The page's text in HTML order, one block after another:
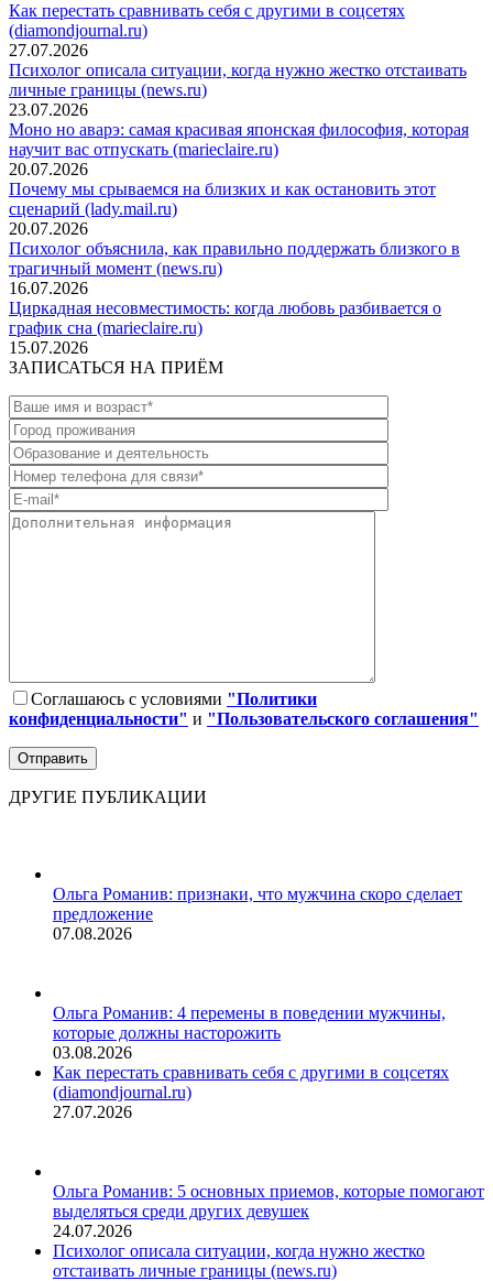
Как перестать сравнивать себя с другими в соцсетях
(diamondjournal.ru)
27.07.2026
Психолог описала ситуации, когда нужно жестко отстаивать
личные границы (news.ru)
23.07.2026
Моно но аварэ: самая красивая японская философия, которая
научит вас отпускать (marieclaire.ru)
20.07.2026
Почему мы срываемся на близких и как остановить этот
сценарий (lady.mail.ru)
20.07.2026
Психолог объяснила, как правильно поддержать близкого в
трагичный момент (news.ru)
16.07.2026
Циркадная несовместимость: когда любовь разбивается о
график сна (marieclaire.ru)
15.07.2026
ЗАПИСАТЬСЯ НА ПРИЁМ
Соглашаюсь с условиями "Политики
конфиденциальности" и "Пользовательского соглашения"
ДРУГИЕ ПУБЛИКАЦИИ
Ольга Романив: признаки, что мужчина скоро сделает
предложение
07.08.2026
Ольга Романив: 4 перемены в поведении мужчины,
которые должны насторожить
03.08.2026
Как перестать сравнивать себя с другими в соцсетях
(diamondjournal.ru)
27.07.2026
Ольга Романив: 5 основных приемов, которые помогают
выделяться среди других девушек
24.07.2026
Психолог описала ситуации, когда нужно жестко
отстаивать личные границы (news.ru)